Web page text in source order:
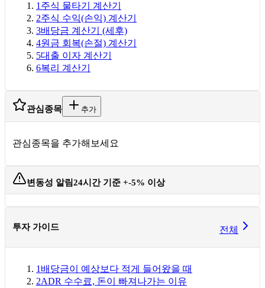
1 주식 물타기 계산기
2주식 수익(손익) 계산기
3배당금 계산기 (세후)
4원금 회복(손절) 계산기
5대출 이자 계산기
6복리 계산기
관심종목 추가
관심종목을 추가해보세요
변동성 알림24시간 기준 +-5% 이상
투자 가이드 전체
1 배당금이 예상보다 적게 들어왔을 때
2ADR 수수료, 돈이 빠져나가는 이유